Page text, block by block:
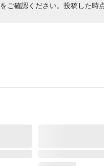
をご確認ください。投稿した時